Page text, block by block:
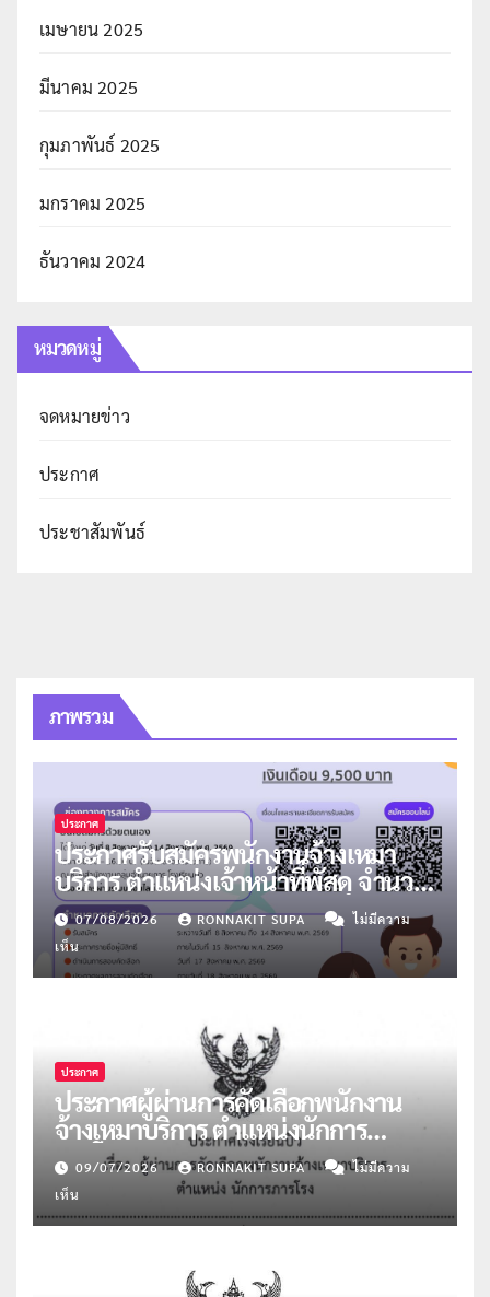
เมษายน 2025
มีนาคม 2025
กุมภาพันธ์ 2025
มกราคม 2025
ธันวาคม 2024
หมวดหมู่
จดหมายข่าว
ประกาศ
ประชาสัมพันธ์
ภาพรวม
ประกาศ
ประกาศรับสมัครพนักงานจ้างเหมา
บริการ ตำแหน่งเจ้าหน้าที่พัสดุ จำนวน
1 อัตรา
07/08/2026 RONNAKIT SUPA
ไม่มีความ
เห็น
ประกาศ
ประกาศผู้ผ่านการคัดเลือกพนักงาน
จ้างเหมาบริการ ตำแหน่งนักการ
ภารโรง จำนวน 2 อัตรา
09/07/2026 RONNAKIT SUPA
ไม่มีความ
เห็น